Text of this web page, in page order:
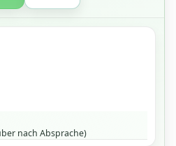
nach Absprache)